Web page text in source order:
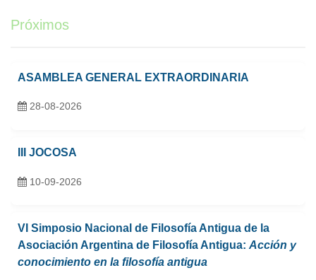
Próximos
ASAMBLEA GENERAL EXTRAORDINARIA
28-08-2026
III JOCOSA
10-09-2026
VI Simposio Nacional de Filosofía Antigua de la
Asociación Argentina de Filosofía Antigua:Acción y
conocimiento en la filosofía antigua